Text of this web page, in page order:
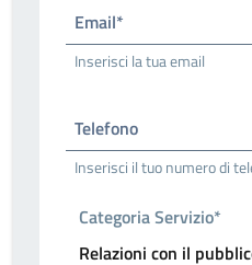
Email*
Inserisci la tua email
Telefono
Inserisci il tuo numero di
Categoria Servizio*